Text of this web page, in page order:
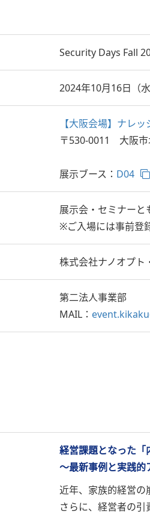
Security Days Fall
2024年10月16日（
【大阪会場】ナレ
〒530-0011 大阪
展示ブース： D04
展示会・セミナーと
※ご入場には事前登
株式会社ナノオプト
第二法人事業部
MAIL：
経営課題となった「
～最新事例と実践的
近年、家族的経営の
さらに、経営者の引